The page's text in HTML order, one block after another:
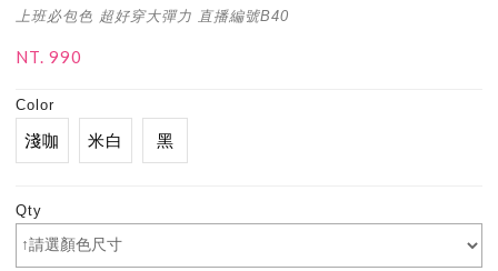
上班必包色 超好穿大彈力 直播編號B40
NT. 990
Color
淺咖 米白 黑
Qty